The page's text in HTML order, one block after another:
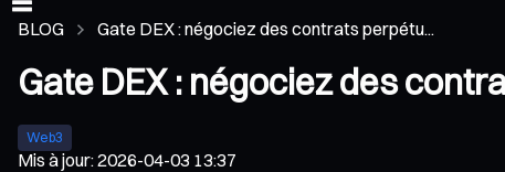
BLOG Gate DEX : négociez des contrats perpétu...
Gate DEX : négociez des
Web3
Mis à jour:2026-04-03 13:37